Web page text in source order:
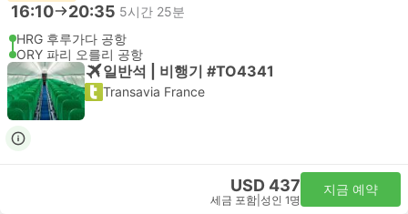
16:10 20:35 5시간 25분
HRG 후루가다 공항
ORY 파리 오를리 공항
일반석 | 비행기 #TO4341
Transavia France
USD 437
세금 포함 성인 1명
지금 예약